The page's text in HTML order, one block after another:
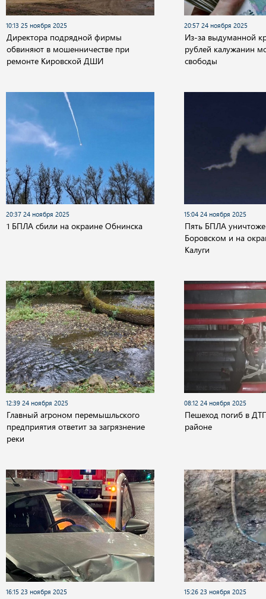
10:13 25 ноября 2025
Директора подрядной фирмы
обвиняют в мошенничестве при
ремонте Кировской ДШИ
20:57 24 ноября 2025
Из-за выдуманной
рублей калужанин
свободы
20:37 24 ноября 2025
1 БПЛА сбили на окраине Обнинска
15:04 24 ноября 2025
Пять БПЛА
Боровском и на
Калуги
12:39 24 ноября 2025
Главный агроном перемышльского
предприятия ответит за загрязнение
реки
08:12 24 ноября 2025
Пешеход погиб в
районе
16:15 23 ноября 2025 15:26 23 ноября 2025